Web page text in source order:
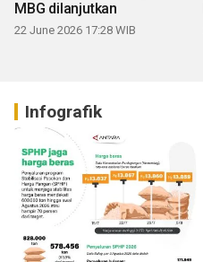
MBG dilanjutkan
22 June 2026 17:28 WIB
Infografik